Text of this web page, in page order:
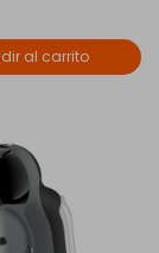
al carrito